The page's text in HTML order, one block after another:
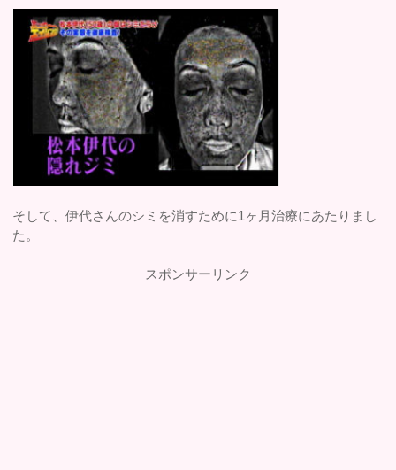
そして、伊代さんのシミを消すために1ヶ月治療にあたりまし
た。
スポンサーリンク